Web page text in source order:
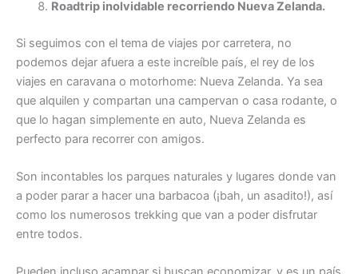
Roadtrip inolvidable recorriendo Nueva Zelanda.
Si seguimos con el tema de viajes por carretera, no
podemos dejar afuera a este increíble país, el rey de los
viajes en caravana o motorhome: Nueva Zelanda. Ya sea
que alquilen y compartan una campervan o casa rodante, o
que lo hagan simplemente en auto, Nueva Zelanda es
perfecto para recorrer con amigos.
Son incontables los parques naturales y lugares donde van
a poder parar a hacer una barbacoa (¡bah, un asadito!), así
como los numerosos trekking que van a poder disfrutar
entre todos.